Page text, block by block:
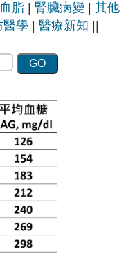
脂 腎臟病變
其他
醫學 醫療新知